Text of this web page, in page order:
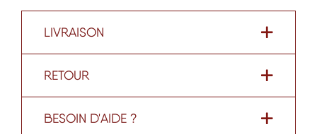
LIVRAISON
RETOUR
BESOIN D'AIDE ?